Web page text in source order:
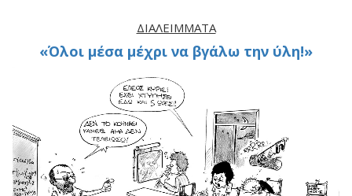
ΔΙΑΛΕΊΜΜΑΤΑ
«Όλοι μέσα μέχρι να βγάλω την ύλη!»